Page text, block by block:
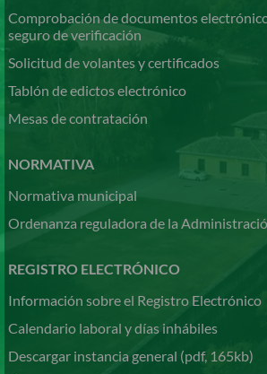
Comprobación de documentos
seguro de verificación
Solicitud de volantes y certificados
Tablón de edictos electrónico
Mesas de contratación
NORMATIVA
Normativa municipal
Ordenanza reguladora de la
REGISTRO ELECTRÓNICO
Información sobre el Registro Electrónico
Calendario laboral y días inhábiles
Descargar instancia general (pdf, 165kb)